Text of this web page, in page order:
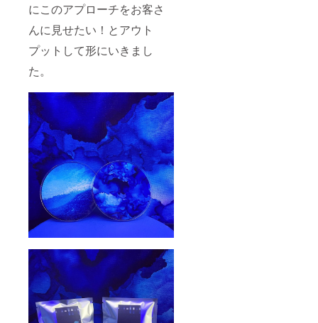
にこのアプローチをお客さ
んに見せたい！とアウト
プットして形にいきまし
た。